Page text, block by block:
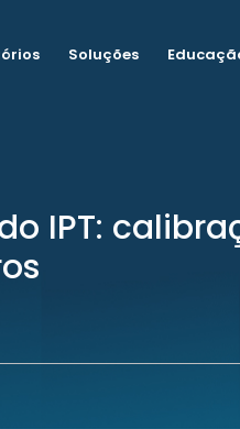
Soluções
IPT: